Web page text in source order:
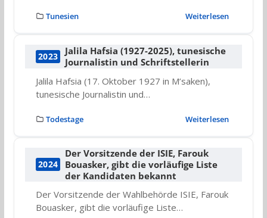
Tunesien Weiterlesen
2023
Jalila Hafsia (1927-2025), tunesische
Journalistin und Schriftstellerin
Jalila Hafsia (17. Oktober 1927 in M’saken),
tunesische Journalistin und…
Todestage Weiterlesen
2024
Der Vorsitzende der ISIE, Farouk
Bouasker, gibt die vorläufige Liste
der Kandidaten bekannt
Der Vorsitzende der Wahlbehörde ISIE, Farouk
Bouasker, gibt die vorläufige Liste…